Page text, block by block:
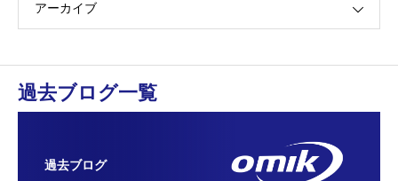
アーカイブ
過去ブログ一覧
過去ブログ